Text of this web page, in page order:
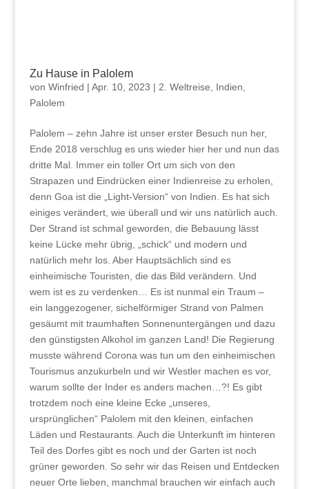
Zu Hause in Palolem
von Winfried | Apr. 10, 2023 | 2. Weltreise Indien
Palolem
Palolem – zehn Jahre ist unser erster Besuch nun her,
Ende 2018 verschlug es uns wieder hier her und nun das
dritte Mal. Immer ein toller Ort um sich von den
Strapazen und Eindrücken einer Indienreise zu erholen,
denn Goa ist die „Light-Version“ von Indien. Es hat sich
einiges verändert, wie überall und wir uns natürlich auch.
Der Strand ist schmal geworden, die Bebauung lässt
keine Lücke mehr übrig, „schick“ und modern und
natürlich mehr los. Aber Hauptsächlich sind es
einheimische Touristen, die das Bild verändern. Und
wem ist es zu verdenken… Es ist nunmal ein Traum –
ein langgezogener, sichelförmiger Strand von Palmen
gesäumt mit traumhaften Sonnenuntergängen und dazu
den günstigsten Alkohol im ganzen Land! Die Regierung
musste während Corona was tun um den einheimischen
Tourismus anzukurbeln und wir Westler machen es vor,
warum sollte der Inder es anders machen…?! Es gibt
trotzdem noch eine kleine Ecke „unseres,
ursprünglichen“ Palolem mit den kleinen, einfachen
Läden und Restaurants. Auch die Unterkunft im hinteren
Teil des Dorfes gibt es noch und der Garten ist noch
grüner geworden. So sehr wir das Reisen und Entdecken
neuer Orte lieben, manchmal brauchen wir einfach auch